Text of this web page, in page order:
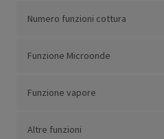
Numero funzioni cottura
Funzione Microonde
Funzione vapore
Altre funzioni